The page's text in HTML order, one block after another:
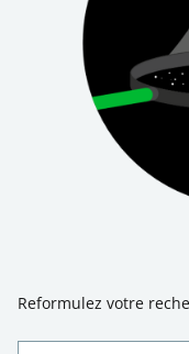
Reformulez votre